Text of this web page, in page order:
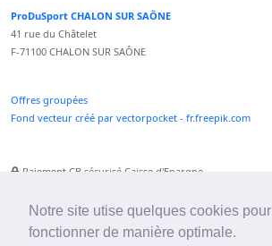
Notre site utise quelques cookies pour
fonctionner de manière optimale.
ProDuSport CHALON SUR SAÔNE
41 rue du Châtelet
F-71100 CHALON SUR SAÔNE
Offres groupées
Fond vecteur créé par vectorpocket - fr.freepik.com
Paiement CB sécurisé Caisse d'Epargne
Paiement Paypal accepté